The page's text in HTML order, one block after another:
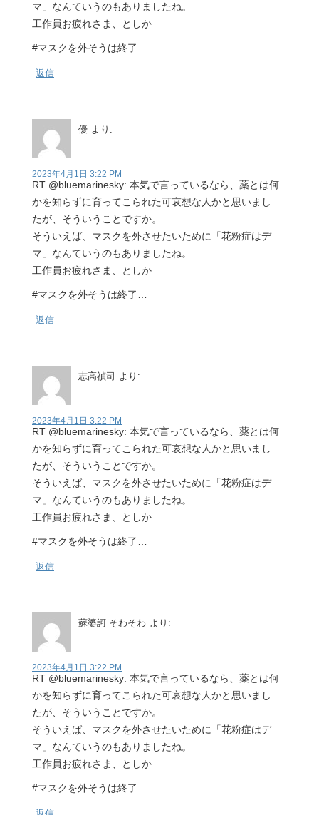
マ」なんていうのもありましたね。
工作員お疲れさま、としか
#マスクを外そうは終了…
返信
優 より:
2023年4月1日 3:22 PM
RT @bluemarinesky: 本気で言っているなら、薬とは何
かを知らずに育ってこられた可哀想な人かと思いまし
たが、そういうことですか。
そういえば、マスクを外させたいために「花粉症はデ
マ」なんていうのもありましたね。
工作員お疲れさま、としか
#マスクを外そうは終了…
返信
志高禎司 より:
2023年4月1日 3:22 PM
RT @bluemarinesky: 本気で言っているなら、薬とは何
かを知らずに育ってこられた可哀想な人かと思いまし
たが、そういうことですか。
そういえば、マスクを外させたいために「花粉症はデ
マ」なんていうのもありましたね。
工作員お疲れさま、としか
#マスクを外そうは終了…
返信
蘇婆訶 そわそわ より:
2023年4月1日 3:22 PM
RT @bluemarinesky: 本気で言っているなら、薬とは何
かを知らずに育ってこられた可哀想な人かと思いまし
たが、そういうことですか。
そういえば、マスクを外させたいために「花粉症はデ
マ」なんていうのもありましたね。
工作員お疲れさま、としか
#マスクを外そうは終了…